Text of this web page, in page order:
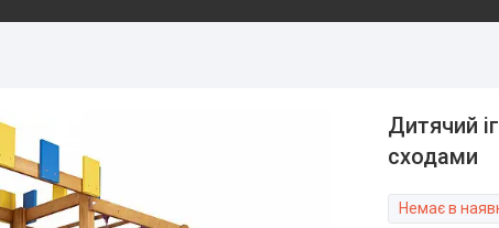
Дитячий
сходами
Немає в